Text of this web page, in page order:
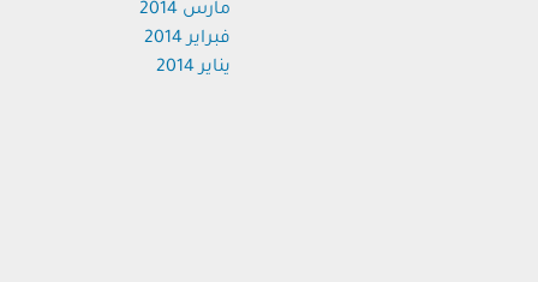
مارس 2014
فبراير 2014
يناير 2014